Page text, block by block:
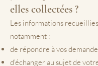
elles collectées ?
Les informations
notamment :
de répondre à vos
d'échanger au sujet de